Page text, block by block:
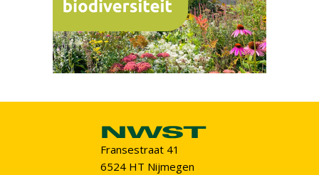
Fransestraat 41
6524 HT Nijmegen